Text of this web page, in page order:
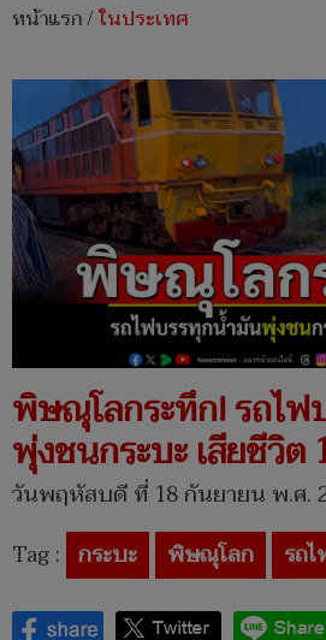
หน้าแรก/ในประเทศ
พิษณุโลกระทึก! รถไ
พุ่งชนกระบะ เสียชีวิต
วันพฤหัสบดี ที่ 18 กันยายน พ.ศ.
Tag : กระบะ พิษณุโลก รถ